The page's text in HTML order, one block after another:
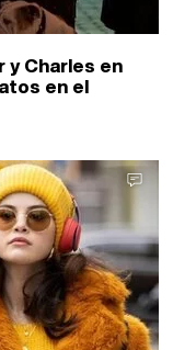
y Charles en
en el